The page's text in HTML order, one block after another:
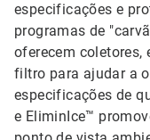
especificações e
programas de
oferecem
filtro para ajudar a
especificações de
e EliminIce™